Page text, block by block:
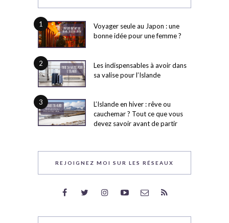
1
Voyager seule au Japon : une
bonne idée pour une femme ?
2
Les indispensables à avoir dans
sa valise pour l’Islande
3
L’Islande en hiver : rêve ou
cauchemar ? Tout ce que vous
devez savoir avant de partir
REJOIGNEZ MOI SUR LES RÉSEAUX